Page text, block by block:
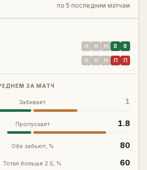
Регистрация
по 5 последним матчам
Н Н Н В В
Н Н Н П П
ЗА МАТЧ
Забивает 1
Пропускает 1.8
Обе забьют, %
80
Тотал больше 2.5, % 60